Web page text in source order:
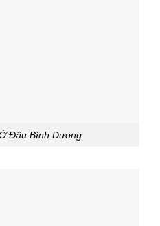
Đâu Bình Dương